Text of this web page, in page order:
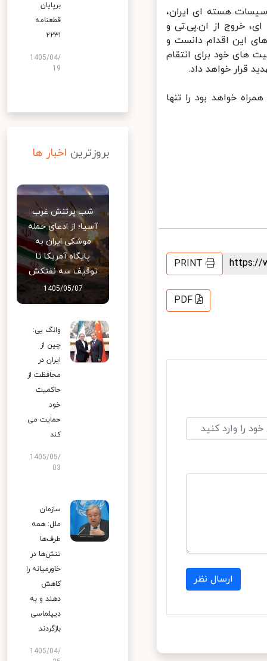
هسته ای ایران،
خروج از ان.پی.تی و
این اقدام دانست و
های خود برای انتقام
قرار خواهد داد.
خواهد بود را تنها
PRINT
PDF
ارسال نظر
برپایان
قطعنامه
۲۲۳۱
1405/04/
19
بروزترین اخبار ها
شب پرتنش غرب
آسیا؛ از ادعای حمله
موشکی ایران به
پایگاه آمریکا تا
توقیف سه نفتکش
1405/05/07
وانگ یی:
چین از
ایران در
محافظت از
حاکمیت
خود
حمایت می
کند
1405/05/
03
سازمان
ملل: همه
طرف‌ها
تنش‌ها در
خاورمیانه را
کاهش
دهند و به
دیپلماسی
بازگردند
1405/04/